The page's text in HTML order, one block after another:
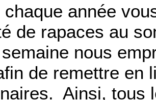
chaque année
de rapaces au
nous
de remettre en
Ainsi, tous